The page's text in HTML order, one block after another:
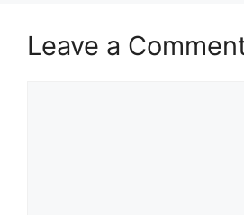
Leave a